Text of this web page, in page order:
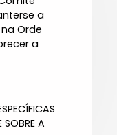
a
Orde
a
SOBRE A